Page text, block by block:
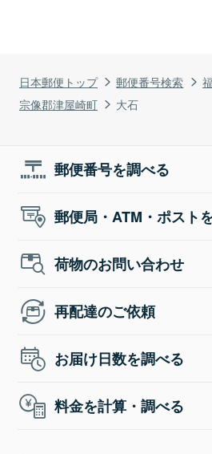
日本郵便トップ 郵便番号検索
宗像郡津屋崎町
大石
郵便番号を調べる
郵便局・ATM・ポスト
荷物のお問い合わせ
再配達のご依頼
お届け日数を調べる
料金を計算・調べる